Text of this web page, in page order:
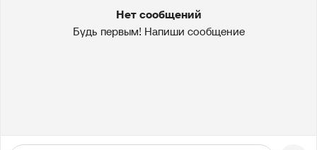
Нет сообщений
Будь первым! Напиши сообщение